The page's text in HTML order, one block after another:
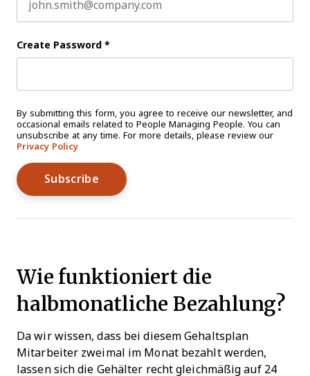
Create Password *
By submitting this form, you agree to receive our newsletter, and
occasional emails related to People Managing People. You can
unsubscribe at any time. For more details, please review our
Privacy Policy
Wie funktioniert die
halbmonatliche Bezahlung?
Da wir wissen, dass bei diesem Gehaltsplan
Mitarbeiter zweimal im Monat bezahlt werden,
lassen sich die Gehälter recht gleichmäßig auf 24